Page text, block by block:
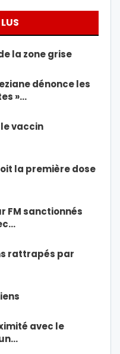
la zone grise
dénonce les
»…
vaccin
la première dose
FM sanctionnés
rattrapés par
avec le